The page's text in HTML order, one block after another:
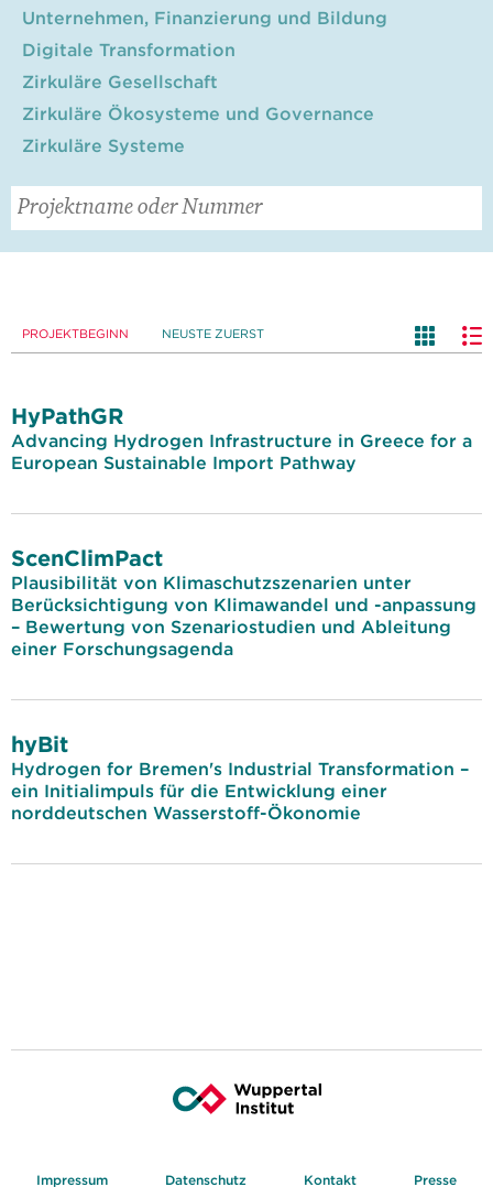
Unternehmen, Finanzierung und Bildung
Digitale Transformation
Zirkuläre Gesellschaft
Zirkuläre Ökosysteme und Governance
Zirkuläre Systeme
PROJEKTBEGINN NEUSTE ZUERST
HyPathGR
Advancing Hydrogen Infrastructure in Greece for a
European Sustainable Import Pathway
ScenClimPact
Plausibilität von Klimaschutzszenarien unter
Berücksichtigung von Klimawandel und -anpassung
– Bewertung von Szenariostudien und Ableitung
einer Forschungsagenda
hyBit
Hydrogen for Bremen's Industrial Transformation –
ein Initialimpuls für die Entwicklung einer
norddeutschen Wasserstoff-Ökonomie
Impressum Datenschutz Kontakt Presse